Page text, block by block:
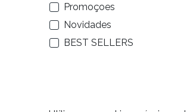
Promoçoes
Novidades
BEST SELLERS